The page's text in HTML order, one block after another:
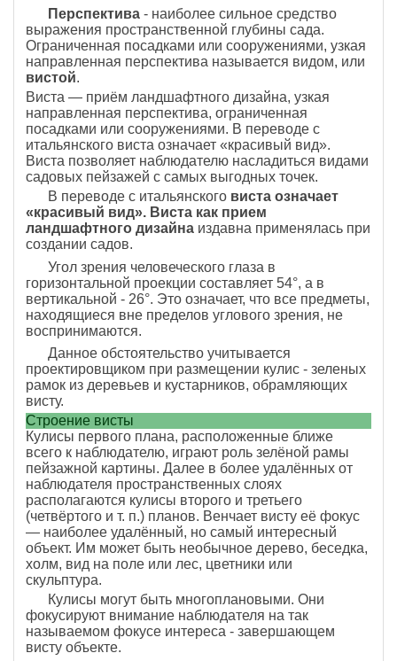
Перспектива- наиболее сильное средство
выра­жения пространственной глубины сада.
Ограниченная посадками или сооружениями, узкая
направленная перспектива называется видом, или
вистой.
Виста — приём ландшафтного дизайна, узкая
направленная перспектива, ограниченная
посадками или сооружениями. В переводе с
итальянского виста означает «красивый вид».
Виста позволяет наблюдателю насладиться видами
садовых пейзажей с самых выгодных точек.
В перево­де с итальянскоговиста означает
«красивый вид». Ви­ста как прием
ландшафтного дизайнаиздавна приме­нялась при
создании садов.
Угол зрения человеческого глаза в
горизонтальной проекции составляет 54°, а в
вертикальной - 26°. Это означает, что все предметы,
находящиеся вне преде­лов углового зрения, не
воспринимаются.
Данное об­стоятельство учитывается
проектировщиком при раз­мещении кулис - зеленых
рамок из деревьев и кустар­ников, обрамляющих
висту.
Строение висты
Кулисы первого плана, расположенные ближе
всего к наблюдателю, играют роль зелёной рамы
пейзажной картины. Далее в более удалённых от
наблюдателя пространственных слоях
располагаются кулисы второго и третьего
(четвёртого и т. п.) планов. Венчает висту её фокус
— наиболее удалённый, но самый интересный
объект. Им может быть необычное дерево, беседка,
холм, вид на поле или лес, цветники или
скульптура.
Кулисы могут быть многоплановыми. Они
фокуси­руют внимание наблюдателя на так
называемом фоку­се интереса - завершающем
висту объекте.